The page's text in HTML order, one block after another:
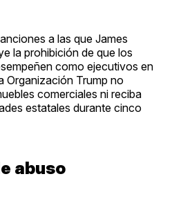
a las que James
la prohibición de que los
como ejecutivos en
Organización Trump no
comerciales ni reciba
estatales durante cinco
abuso